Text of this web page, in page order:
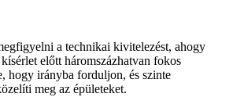
a technikai kivitelezést, ahogy
előtt háromszázhatvan fokos
hogy irányba forduljon, és szinte
meg az épületeket.